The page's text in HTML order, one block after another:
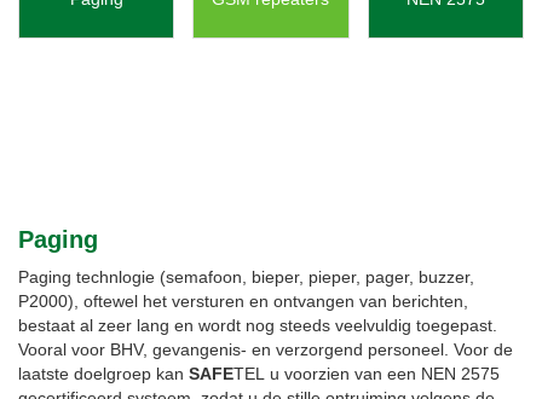
Paging
Paging technlogie (semafoon, bieper, pieper, pager, buzzer,
P2000), oftewel het versturen en ontvangen van berichten,
bestaat al zeer lang en wordt nog steeds veelvuldig toegepast.
Vooral voor BHV, gevangenis- en verzorgend personeel. Voor de
laatste doelgroep kan SAFETEL u voorzien van een NEN 2575